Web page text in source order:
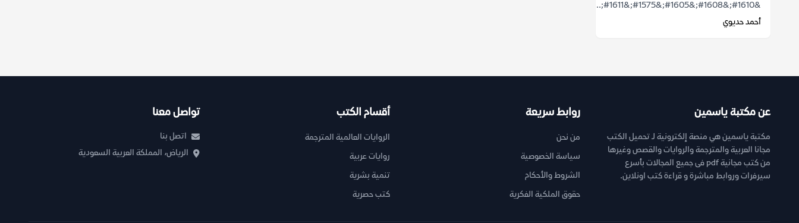
&#1610;&#1608;&#1605;&#1575;&#1611;...
أحمد حديوي
عن مكتبة ياسمين
مكتبة ياسمين هي منصة إلكترونية لـ تحميل الكتب
مجانا العربية والمترجمة والروايات والقصص وغيرها
من كتب مجانية pdf فى جميع المجالات بأسرع
سيرفرات وروابط مباشرة و قراءة كتب اونلاين.
روابط سريعة
من نحن
سياسة الخصوصية
الشروط والأحكام
حقوق الملكية الفكرية
أقسام الكتب
الروايات العالمية المترجمة
روايات عربية
تنمية بشرية
كتب حصرية
تواصل معنا
اتصل بنا
الرياض، المملكة العربية السعودية